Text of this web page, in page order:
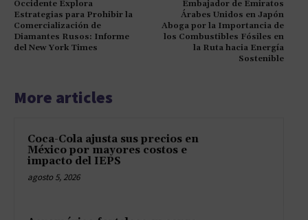
Occidente Explora
Estrategias para Prohibir la
Comercialización de
Diamantes Rusos: Informe
del New York Times
Embajador de Emiratos
Árabes Unidos en Japón
Aboga por la Importancia de
los Combustibles Fósiles en
la Ruta hacia Energía
Sostenible
More articles
Coca-Cola ajusta sus precios en
México por mayores costos e
impacto del IEPS
agosto 5, 2026